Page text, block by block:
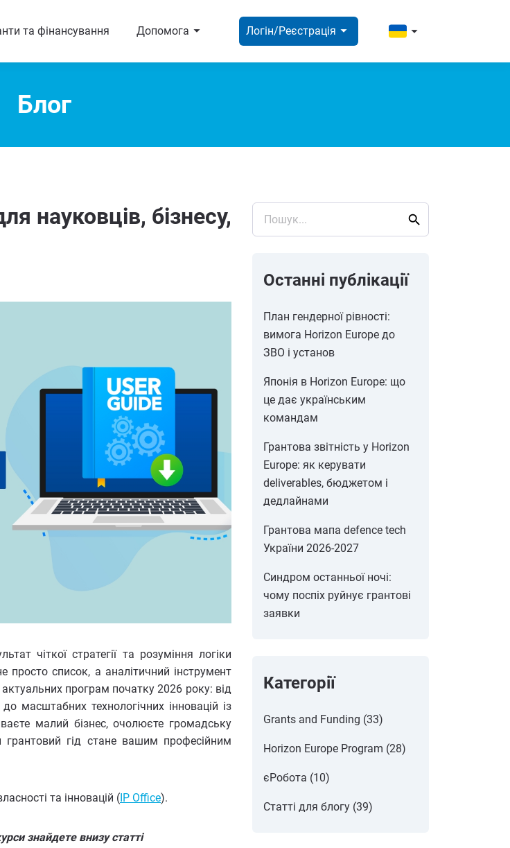
та фінансування Допомога arrow_right Логін/Реєстрація arrow_right arrow_right
Блог
науковців, бізнесу,
чіткої стратегії та розуміння логіки
список, а аналітичний інструмент
програм початку 2026 року: від
масштабних технологічних інновацій із
малий бізнес, очолюєте громадську
гід стане вашим професійним
та інновацій (IP Office).
знайдете внизу статті
Пошук... search
Останні публікації
План гендерної рівності:
вимога Horizon Europe до
ЗВО і установ
Японія в Horizon Europe: що
це дає українським
командам
Грантова звітність у Horizon
Europe: як керувати
deliverables, бюджетом і
дедлайнами
Грантова мапа defence tech
України 2026-2027
Синдром останньої ночі:
чому поспіх руйнує грантові
заявки
Категорії
Grants and Funding (33)
Horizon Europe Program (28)
єРобота (10)
Статті для блогу (39)